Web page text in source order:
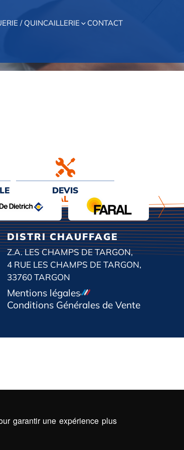
/ QUINCAILLERIE CONTACT
DEVIS
& INSTALLATION
DISTRI CHAUFFAGE
Z.A. LES CHAMPS DE TARGON,
4 RUE LES CHAMPS DE TARGON,
33760 TARGON
Mentions légales
Conditions Générales de Vente
garantir une expérience plus